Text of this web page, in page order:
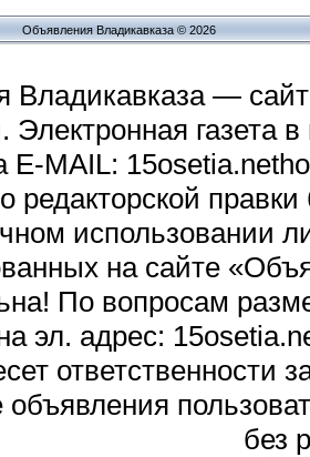
Объявления Владикавказа © 2026
Владикавказа —
газета
E-MAIL:
редакторской
использовании
на сайте
По вопросам
эл. адрес:
без